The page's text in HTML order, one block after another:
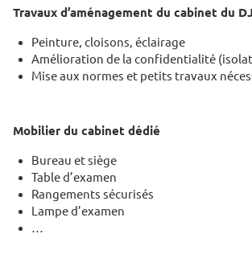
Travaux d’aménagement du cabinet du DJ
Peinture, cloisons, éclairage
Amélioration de la confidentialité
Mise aux normes et petits travaux
Mobilier du cabinet dédié
Bureau et siège
Table d’examen
Rangements sécurisés
Lampe d’examen
…